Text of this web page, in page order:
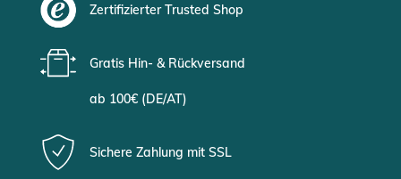
Zertifizierter Trusted Shop
Gratis Hin- & Rückversand
ab 100€ (DE/AT)
Sichere Zahlung mit SSL